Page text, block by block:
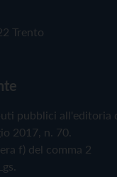
Trento
pubblici all'editoria
2017, n. 70.
f) del comma 2